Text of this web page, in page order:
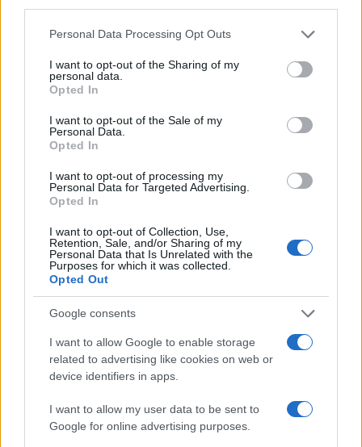
Please note that this website/app uses one or more Google
not limited to your visit or usage behaviour. You may click to
grant or deny consent to Google and its third-party tags to
use your data for below specified purposes in below Google
consent section.
Personal Data Processing Opt Outs
I want to opt-out of the Sharing of my
personal data.
Opted In
I want to opt-out of the Sale of my
Personal Data.
Opted In
I want to opt-out of processing my
Personal Data for Targeted Advertising.
Opted In
I want to opt-out of Collection, Use,
Retention, Sale, and/or Sharing of my
Personal Data that Is Unrelated with the
Purposes for which it was collected.
Opted Out
Google consents
I want to allow Google to enable storage
related to advertising like cookies on web or
device identifiers in apps.
I want to allow my user data to be sent to
Google for online advertising purposes.
Continuez la lecture
INVESTISSEMENTS